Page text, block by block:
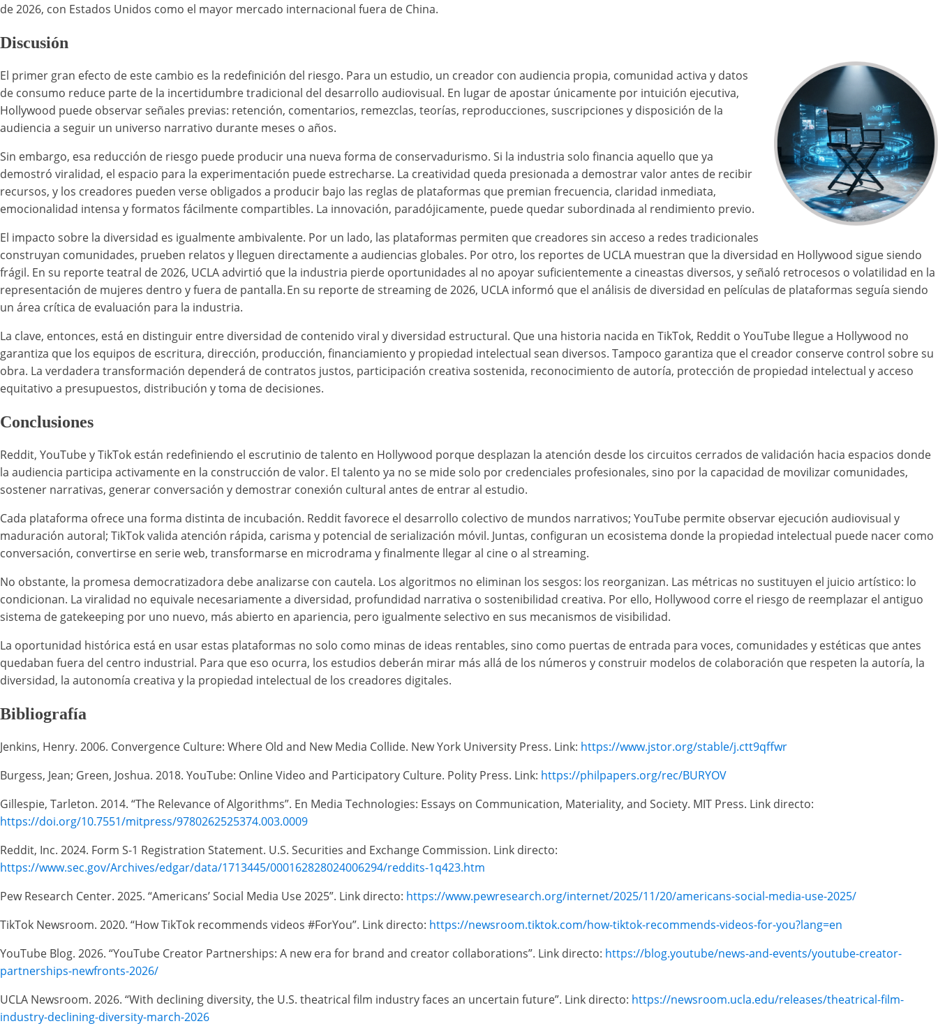
de 2026, con Estados Unidos como el mayor mercado internacional fuera de China.
Discusión
El primer gran efecto de este cambio es la redefinición del riesgo. Para un estudio, un creador con audiencia propia, comunidad activa y datos
de consumo reduce parte de la incertidumbre tradicional del desarrollo audiovisual. En lugar de apostar únicamente por intuición ejecutiva,
Hollywood puede observar señales previas: retención, comentarios, remezclas, teorías, reproducciones, suscripciones y disposición de la
audiencia a seguir un universo narrativo durante meses o años.
Sin embargo, esa reducción de riesgo puede producir una nueva forma de conservadurismo. Si la industria solo financia aquello que ya
demostró viralidad, el espacio para la experimentación puede estrecharse. La creatividad queda presionada a demostrar valor antes de recibir
recursos, y los creadores pueden verse obligados a producir bajo las reglas de plataformas que premian frecuencia, claridad inmediata,
emocionalidad intensa y formatos fácilmente compartibles. La innovación, paradójicamente, puede quedar subordinada al rendimiento previo.
El impacto sobre la diversidad es igualmente ambivalente. Por un lado, las plataformas permiten que creadores sin acceso a redes tradicionales
construyan comunidades, prueben relatos y lleguen directamente a audiencias globales. Por otro, los reportes de UCLA muestran que la diversidad en Hollywood sigue siendo
frágil. En su reporte teatral de 2026, UCLA advirtió que la industria pierde oportunidades al no apoyar suficientemente a cineastas diversos, y señaló retrocesos o volatilidad en la
representación de mujeres dentro y fuera de pantalla. En su reporte de streaming de 2026, UCLA informó que el análisis de diversidad en películas de plataformas seguía siendo
un área crítica de evaluación para la industria.
La clave, entonces, está en distinguir entre diversidad de contenido viral y diversidad estructural. Que una historia nacida en TikTok, Reddit o YouTube llegue a Hollywood no
garantiza que los equipos de escritura, dirección, producción, financiamiento y propiedad intelectual sean diversos. Tampoco garantiza que el creador conserve control sobre su
obra. La verdadera transformación dependerá de contratos justos, participación creativa sostenida, reconocimiento de autoría, protección de propiedad intelectual y acceso
equitativo a presupuestos, distribución y toma de decisiones.
Conclusiones
Reddit, YouTube y TikTok están redefiniendo el escrutinio de talento en Hollywood porque desplazan la atención desde los circuitos cerrados de validación hacia espacios donde
la audiencia participa activamente en la construcción de valor. El talento ya no se mide solo por credenciales profesionales, sino por la capacidad de movilizar comunidades,
sostener narrativas, generar conversación y demostrar conexión cultural antes de entrar al estudio.
Cada plataforma ofrece una forma distinta de incubación. Reddit favorece el desarrollo colectivo de mundos narrativos; YouTube permite observar ejecución audiovisual y
maduración autoral; TikTok valida atención rápida, carisma y potencial de serialización móvil. Juntas, configuran un ecosistema donde la propiedad intelectual puede nacer como
conversación, convertirse en serie web, transformarse en microdrama y finalmente llegar al cine o al streaming.
No obstante, la promesa democratizadora debe analizarse con cautela. Los algoritmos no eliminan los sesgos: los reorganizan. Las métricas no sustituyen el juicio artístico: lo
condicionan. La viralidad no equivale necesariamente a diversidad, profundidad narrativa o sostenibilidad creativa. Por ello, Hollywood corre el riesgo de reemplazar el antiguo
sistema de gatekeeping por uno nuevo, más abierto en apariencia, pero igualmente selectivo en sus mecanismos de visibilidad.
La oportunidad histórica está en usar estas plataformas no solo como minas de ideas rentables, sino como puertas de entrada para voces, comunidades y estéticas que antes
quedaban fuera del centro industrial. Para que eso ocurra, los estudios deberán mirar más allá de los números y construir modelos de colaboración que respeten la autoría, la
diversidad, la autonomía creativa y la propiedad intelectual de los creadores digitales.
Bibliografía
Jenkins, Henry. 2006. Convergence Culture: Where Old and New Media Collide. New York University Press. Link: https://www.jstor.org/stable/j.ctt9qffwr
Burgess, Jean; Green, Joshua. 2018. YouTube: Online Video and Participatory Culture. Polity Press. Link: https://philpapers.org/rec/BURYOV
Gillespie, Tarleton. 2014. “The Relevance of Algorithms”. En Media Technologies: Essays on Communication, Materiality, and Society. MIT Press. Link directo:
https://doi.org/10.7551/mitpress/9780262525374.003.0009
Reddit, Inc. 2024. Form S-1 Registration Statement. U.S. Securities and Exchange Commission. Link directo:
https://www.sec.gov/Archives/edgar/data/1713445/000162828024006294/reddits-1q423.htm
Pew Research Center. 2025. “Americans’ Social Media Use 2025”. Link directo: https://www.pewresearch.org/internet/2025/11/20/americans-social-media-use-2025/
TikTok Newsroom. 2020. “How TikTok recommends videos #ForYou”. Link directo: https://newsroom.tiktok.com/how-tiktok-recommends-videos-for-you?lang=en
YouTube Blog. 2026. “YouTube Creator Partnerships: A new era for brand and creator collaborations”. Link directo: https://blog.youtube/news-and-events/youtube-creator-
partnerships-newfronts-2026/
UCLA Newsroom. 2026. “With declining diversity, the U.S. theatrical film industry faces an uncertain future”. Link directo: https://newsroom.ucla.edu/releases/theatrical-film-
industry-declining-diversity-march-2026